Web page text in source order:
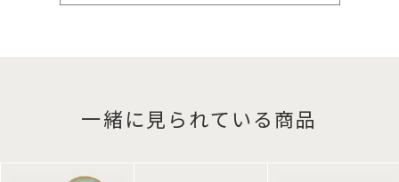
一緒に見られている商品